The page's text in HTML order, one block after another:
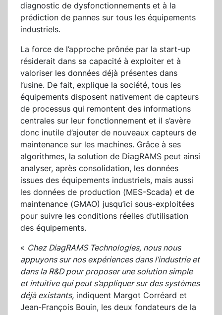
diagnostic de dysfonctionnements et à la
prédiction de pannes sur tous les équipements
industriels.
La force de l’approche prônée par la start-up
résiderait dans sa capacité à exploiter et à
valoriser les données déjà présentes dans
l’usine. De fait, explique la société, tous les
équipements disposent nativement de capteurs
de processus qui remontent des informations
centrales sur leur fonctionnement et il s’avère
donc inutile d’ajouter de nouveaux capteurs de
maintenance sur les machines. Grâce à ses
algorithmes, la solution de DiagRAMS peut ainsi
analyser, après consolidation, les données
issues des équipements industriels, mais aussi
les données de production (MES-Scada) et de
maintenance (GMAO) jusqu’ici sous-exploitées
pour suivre les conditions réelles d’utilisation
des équipements.
« Chez DiagRAMS Technologies, nous nous
appuyons sur nos expériences dans l’industrie et
dans la R&D pour proposer une solution simple
et intuitive qui peut s’appliquer sur des systèmes
déjà existants, indiquent Margot Corréard et
Jean-François Bouin, les deux fondateurs de la